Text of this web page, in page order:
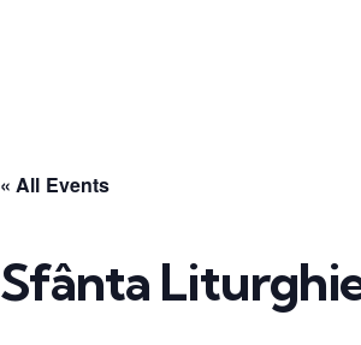
« All Events
Sfânta